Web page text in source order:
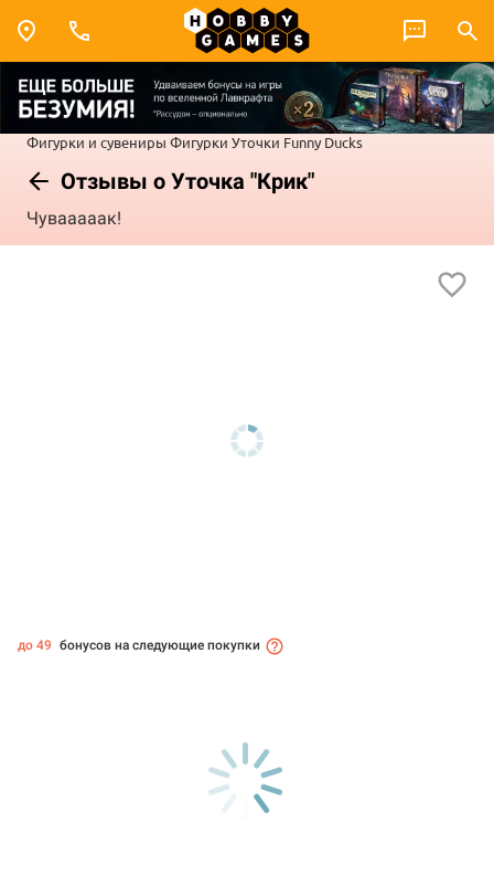
Фигурки и сувениры Фигурки Уточки Funny Ducks
Отзывы о Уточка "Крик"
Чувааааак!
до 49 бонусов на следующие покупки